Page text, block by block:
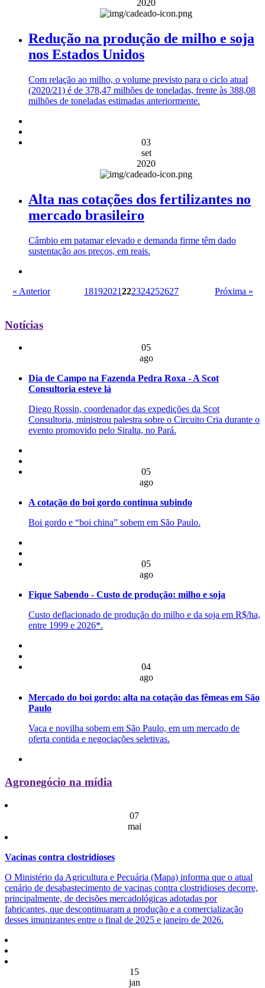
2020
Redução na produção de milho e soja
nos Estados Unidos
Com relação ao milho, o volume previsto para o ciclo atual
(2020/21) é de 378,47 milhões de toneladas, frente às 388,08
milhões de toneladas estimadas anteriormente.
03
set
2020
Alta nas cotações dos fertilizantes no
mercado brasileiro
Câmbio em patamar elevado e demanda firme têm dado
sustentação aos preços, em reais.
« Anterior 18192021222324252627 Próxima »
Notícias
05
ago
Dia de Campo na Fazenda Pedra Roxa - A Scot
Consultoria esteve lá
Diego Rossin, coordenador das expedições da Scot
Consultoria, ministrou palestra sobre o Circuito Cria durante o
evento promovido pelo Siralta, no Pará.
05
ago
A cotação do boi gordo continua subindo
Boi gordo e “boi china” sobem em São Paulo.
05
ago
Fique Sabendo - Custo de produção: milho e soja
Custo deflacionado de produção do milho e da soja em R$/ha,
entre 1999 e 2026*.
04
ago
Mercado do boi gordo: alta na cotação das fêmeas em São
Paulo
Vaca e novilha sobem em São Paulo, em um mercado de
oferta contida e negociações seletivas.
Agronegócio na mídia
07
mai
Vacinas contra clostridioses
O Ministério da Agricultura e Pecuária (Mapa) informa que o atual
cenário de desabastecimento de vacinas contra clostridioses decorre,
principalmente, de decisões mercadológicas adotadas por
fabricantes, que descontinuaram a produção e a comercialização
desses imunizantes entre o final de 2025 e janeiro de 2026.
15
jan